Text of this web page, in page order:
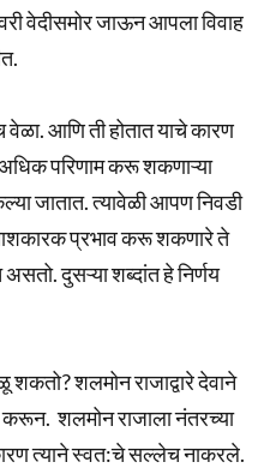
वेदीसमोर जाऊन आपला विवाह
वेळा. आणि ती होतात याचे कारण
परिणाम करू शकणाऱ्या
जातात. त्यावेळी आपण निवडी
प्रभाव करू शकणारे ते
दुसऱ्या शब्दांत हे निर्णय
शलमोन राजाद्वारे देवाने
शलमोन राजाला नंतरच्या
त्याने स्वत:चे सल्लेच नाकरले.